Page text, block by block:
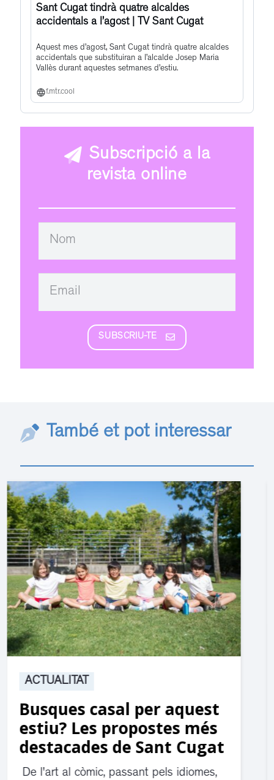
Sant Cugat tindrà quatre alcaldes
accidentals a l’agost | TV Sant Cugat
Aquest mes d’agost, Sant Cugat tindrà quatre alcaldes
accidentals que substituiran a l’alcalde Josep Maria
Vallès durant aquestes setmanes d’estiu.
f.mtr.cool
Subscripció a la
revista online
SUBSCRIU-TE
També et pot interessar
ACTUALITAT
Suspesa l’activitat als
jutjats de Rubí fins
divendres per una fuita
d’aigua